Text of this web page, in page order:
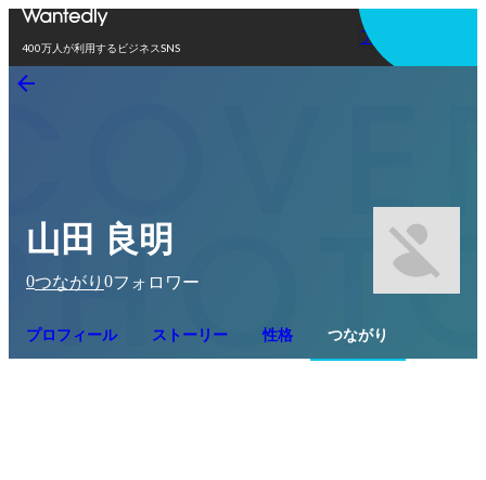
400万人が利用するビジネスSNS
アプリを使う
山田 良明
0つながり 0フォロワー
プロフィール ストーリー 性格 つながり